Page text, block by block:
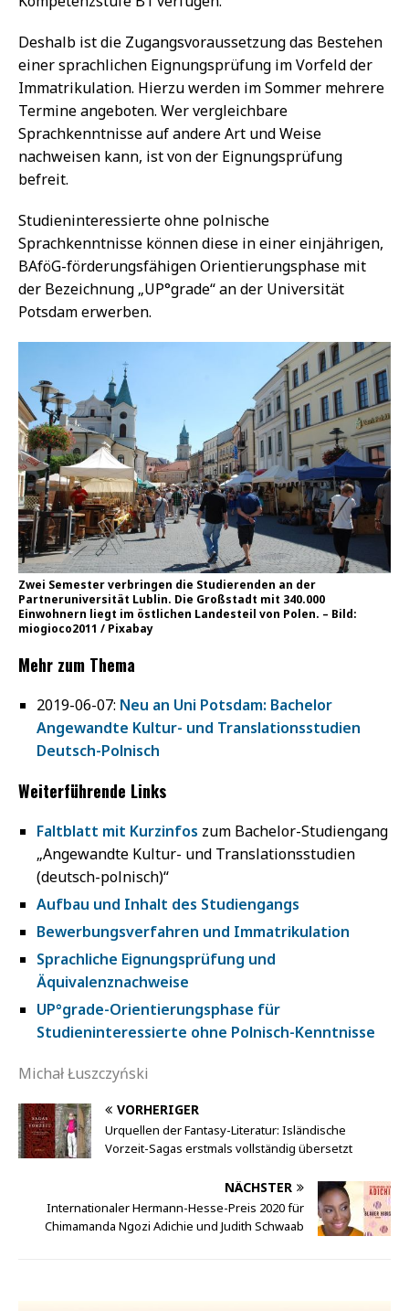
Deshalb ist die Zugangsvoraussetzung das Bestehen
einer sprachlichen Eignungsprüfung im Vorfeld der
Immatrikulation. Hierzu werden im Sommer mehrere
Termine angeboten. Wer vergleichbare
Sprachkenntnisse auf andere Art und Weise
nachweisen kann, ist von der Eignungsprüfung
befreit.
Studieninteressierte ohne polnische
Sprachkenntnisse können diese in einer einjährigen,
BAföG-förderungsfähigen Orientierungsphase mit
der Bezeichnung „UP°grade“ an der Universität
Potsdam erwerben.
Zwei Semester verbringen die Studierenden an der
Partneruniversität Lublin. Die Großstadt mit 340.000
Einwohnern liegt im östlichen Landesteil von Polen. – Bild:
miogioco2011 / Pixabay
Mehr zum Thema
2019-06-07: Neu an Uni Potsdam: Bachelor
Angewandte Kultur- und Translationsstudien
Deutsch-Polnisch
Weiterführende Links
Faltblatt mit Kurzinfos zum Bachelor-Studiengang
„Angewandte Kultur- und Translationsstudien
(deutsch-polnisch)“
Aufbau und Inhalt des Studiengangs
Bewerbungsverfahren und Immatrikulation
Sprachliche Eignungsprüfung und
Äquivalenznachweise
UP°grade-Orientierungsphase für
Studieninteressierte ohne Polnisch-Kenntnisse
Michał Łuszczyński
VORHERIGER
Urquellen der Fantasy-Literatur: Isländische
Vorzeit-Sagas erstmals vollständig übersetzt
NÄCHSTER
Internationaler Hermann-Hesse-Preis 2020 für
Chimamanda Ngozi Adichie und Judith Schwaab